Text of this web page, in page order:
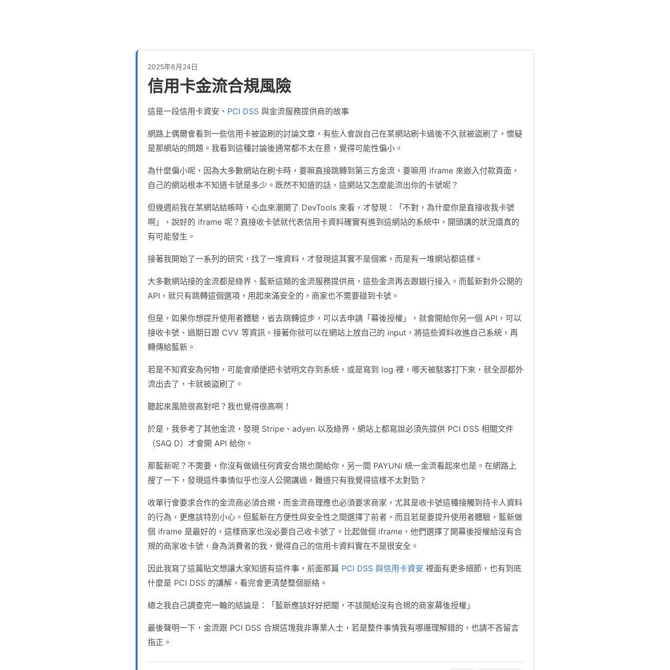
2025年6月24日
信用卡金流合規風險
這是一段信用卡資安、 PCI DSS 與金流服務提供商的故事
網路上偶爾會看到一些信用卡被盜刷的討論文章，有些人會說自己在某網站刷卡過後不久就被盜刷了，懷疑
是那網站的問題。我看到這種討論後通常都不太在意，覺得可能性偏小。
為什麼偏小呢，因為大多數網站在刷卡時，要嘛直接跳轉到第三方金流，要嘛用 iframe 來嵌入付款頁面，
自己的網站根本不知道卡號是多少。既然不知道的話，這網站又怎麼能流出你的卡號呢？
但幾週前我在某網站結帳時，心血來潮開了 DevTools 來看，才發現：「不對，為什麼你是直接收我卡號
啊」，說好的 iframe 呢？直接收卡號就代表信用卡資料確實有進到這網站的系統中，開頭講的狀況還真的
有可能發生。
接著我開始了一系列的研究，找了一堆資料，才發現這其實不是個案，而是有一堆網站都這樣。
大多數網站接的金流都是綠界、藍新這類的金流服務提供商，這些金流再去跟銀行接入。而藍新對外公開的
API，就只有跳轉這個選項，用起來滿安全的，商家也不需要碰到卡號。
但是，如果你想提升使用者體驗，省去跳轉這步，可以去申請「幕後授權」，就會開給你另一個 API，可以
接收卡號、過期日跟 CVV 等資訊。接著你就可以在網站上放自己的 input，將這些資料收進自己系統，再
轉傳給藍新。
若是不知資安為何物，可能會順便把卡號明文存到系統，或是寫到 log 裡，哪天被駭客打下來，就全部都外
流出去了，卡就被盜刷了。
聽起來風險很高對吧？我也覺得很高啊！
於是，我參考了其他金流，發現 Stripe、adyen 以及綠界，網站上都寫說必須先提供 PCI DSS 相關文件
（SAQ D）才會開 API 給你。
那藍新呢？不需要，你沒有做過任何資安合規也開給你，另一間 PAYUNi 統一金流看起來也是。在網路上
搜了一下，發現這件事情似乎也沒人公開講過，難道只有我覺得這樣不太對勁？
收單行會要求合作的金流商必須合規，而金流商理應也必須要求商家，尤其是收卡號這種接觸到持卡人資料
的行為，更應該特別小心。但藍新在方便性與安全性之間選擇了前者，而且若是要提升使用者體驗，藍新做
個 iframe 是最好的，這樣商家也沒必要自己收卡號了。比起做個 iframe，他們選擇了開幕後授權給沒有合
規的商家收卡號，身為消費者的我，覺得自己的信用卡資料實在不是很安全。
因此我寫了這篇貼文想讓大家知道有這件事，前面那篇 PCI DSS 與信用卡資安 裡面有更多細節，也有到底
什麼是 PCI DSS 的講解，看完會更清楚整個脈絡。
總之我自己調查完一輪的結論是：「藍新應該好好把關，不該開給沒有合規的商家幕後授權」
最後聲明一下，金流跟 PCI DSS 合規這塊我非專業人士，若是整件事情我有哪邊理解錯的，也請不吝留言
指正。